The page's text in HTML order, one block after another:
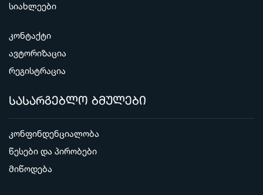
სიახლეები
კონტაქტი
ავტორიზაცია
რეგისტრაცია
სასარგებლო ბმულები
კონფინდენციალობა
წესები და პირობები
მიწოდება